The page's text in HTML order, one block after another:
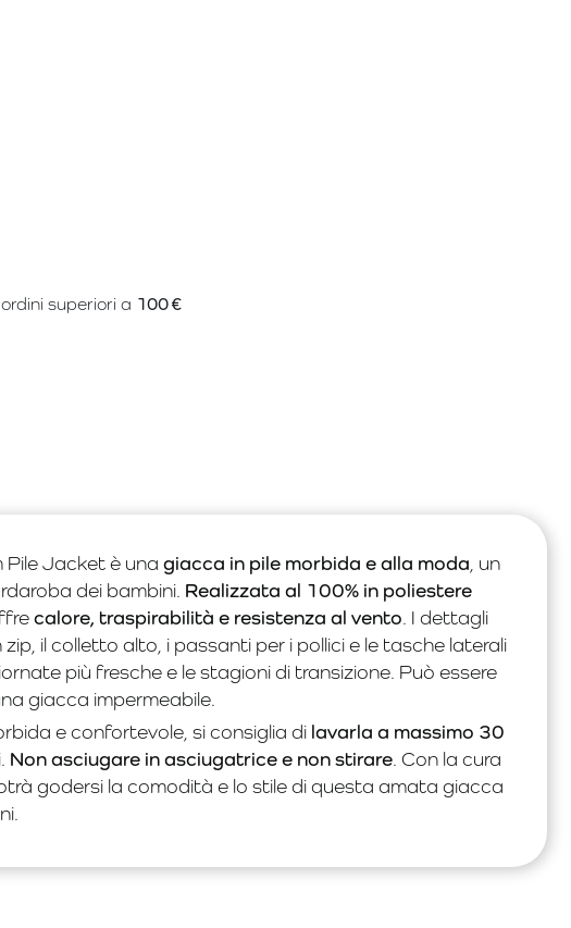
superiori a 100 €
Jacket è una giacca in pile morbida e alla moda , un
dei bambini. Realizzata al 100% in poliestere
calore, traspirabilità e resistenza al vento. I dettagli
il colletto alto, i passanti per i pollici e le tasche laterali
più fresche e le stagioni di transizione. Può essere
giacca impermeabile.
e confortevole, si consiglia di lavarla a massimo 30
Non asciugare in asciugatrice e non stirare. Con la cura
godersi la comodità e lo stile di questa amata giacca